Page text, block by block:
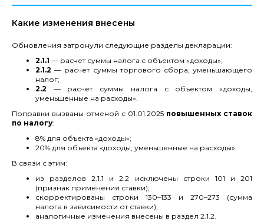
Какие изменения внесены
Обновления затронули следующие разделы декларации:
2.1.1 — расчет суммы налога с объектом «доходы»;
2.1.2— расчет суммы торгового сбора, уменьшающего
налог;
2.2 — расчет суммы налога с объектом «доходы,
уменьшенные на расходы».
Поправки вызваны отменой с 01.01.2025 повышенных ставок
по налогу:
8% для объекта «доходы»;
20% для объекта «доходы, уменьшенные на расходы».
В связи с этим:
из разделов 2.1.1 и 2.2 исключены строки 101 и 201
(признак применения ставки);
скорректированы строки 130–133 и 270–273 (сумма
налога в зависимости от ставки);
аналогичные изменения внесены в раздел 2.1.2.